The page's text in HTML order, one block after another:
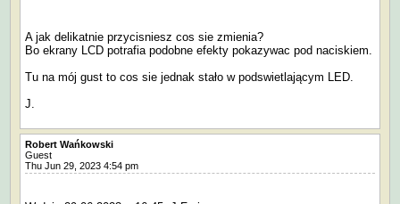
A jak delikatnie przycisniesz cos sie zmienia?
Bo ekrany LCD potrafia podobne efekty pokazywac pod naciskiem.
Tu na mój gust to cos sie jednak stało w podswietlającym LED.
J.
Robert Wańkowski
Guest
Thu Jun 29, 2023 4:54 pm